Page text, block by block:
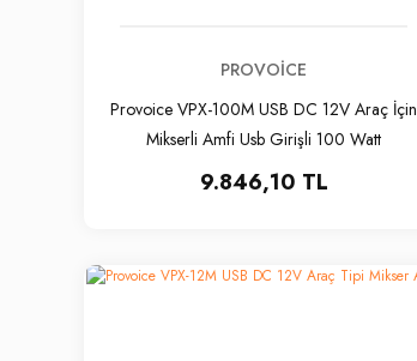
PROVOICE
Provoice VPX-100M USB DC 12V Araç İçin
Mikserli Amfi Usb Girişli 100 Watt
9.846,10 TL